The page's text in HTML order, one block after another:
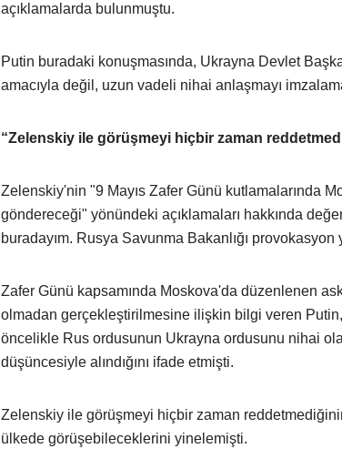
açıklamalarda bulunmuştu.
Putin buradaki konuşmasında, Ukrayna Devlet
amacıyla değil, uzun vadeli nihai anlaşmayı
“Zelenskiy ile görüşmeyi hiçbir zaman
Zelenskiy'nin "9 Mayıs Zafer Günü kutlamalarında
göndereceği" yönündeki açıklamaları hakkında
buradayım. Rusya Savunma Bakanlığı provokasyon
Zafer Günü kapsamında Moskova'da düzenlenen
olmadan gerçekleştirilmesine ilişkin bilgi veren
öncelikle Rus ordusunun Ukrayna ordusunu nihai
düşüncesiyle alındığını ifade etmişti.
Zelenskiy ile görüşmeyi hiçbir zaman
ülkede görüşebileceklerini yinelemişti.